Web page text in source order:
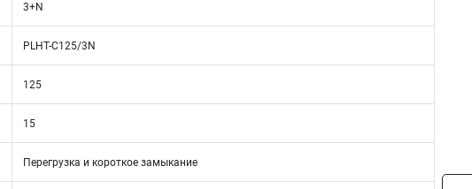
3+N
PLHT-C125/3N
125
15
Перегрузка и короткое замыкание